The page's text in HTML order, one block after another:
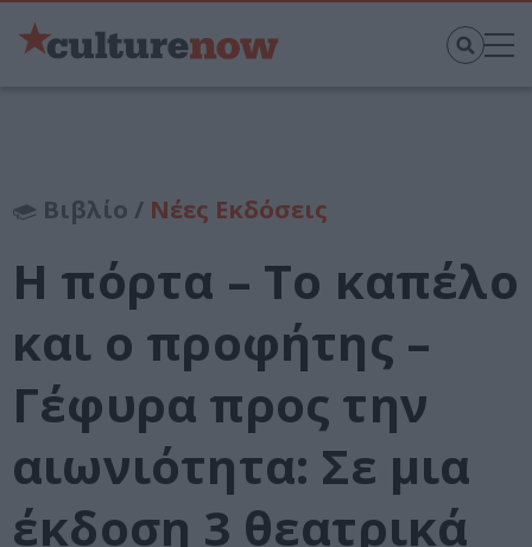
Βιβλίο / Νέες Εκδόσεις
Η πόρτα – Το καπέλο
και ο προφήτης –
Γέφυρα προς την
αιωνιότητα: Σε μια
έκδοση 3 θεατρικά